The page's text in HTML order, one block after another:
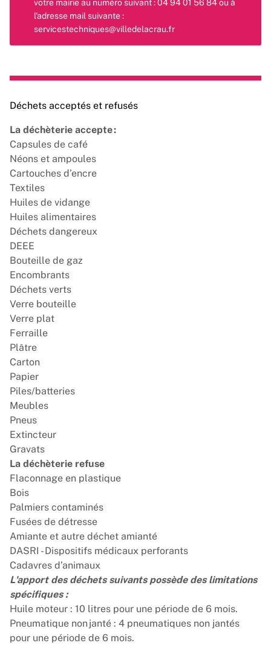
votre mairie au numéro suivant : 04 94 01 56 84 ou à
l'adresse mail suivante :
servicestechniques@villedelacrau.fr
Déchets acceptés et refusés
La déchèterie accepte :
Capsules de café
Néons et ampoules
Cartouches d’encre
Textiles
Huiles de vidange
Huiles alimentaires
Déchets dangereux
DEEE
Bouteille de gaz
Encombrants
Déchets verts
Verre bouteille
Verre plat
Ferraille
Plâtre
Carton
Papier
Piles/batteries
Meubles
Pneus
Extincteur
Gravats
La déchèterie refuse
Flaconnage en plastique
Bois
Palmiers contaminés
Fusées de détresse
Amiante et autre déchet amianté
DASRI - Dispositifs médicaux perforants
Cadavres d’animaux
L'apport des déchets suivants possède des limitations
spécifiques :
Huile moteur : 10 litres pour une période de 6 mois.
Pneumatique non janté : 4 pneumatiques non jantés
pour une période de 6 mois.